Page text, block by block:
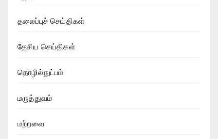
தலைப்புச் செய்திகள்
தேசிய செய்திகள்
தொழில்நுட்பம்
மருத்துவம்
மற்றவை